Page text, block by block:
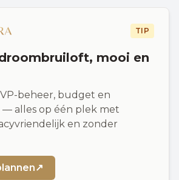
TIP
mooi en
beheer, budget en
alles op één plek met
en zonder
↗